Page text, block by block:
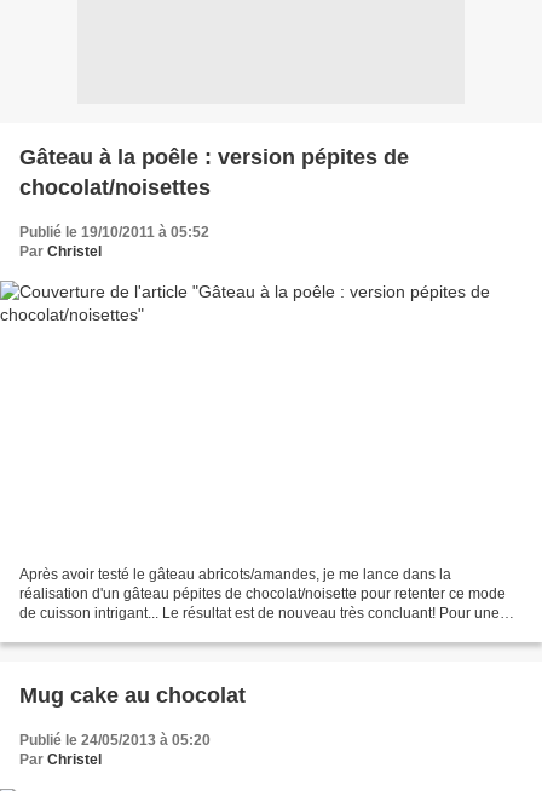
Gâteau à la poêle : version pépites de
chocolat/noisettes
Publié le 19/10/2011 à 05:52
Par Christel
Après avoir testé le gâteau abricots/amandes, je me lance dans la
réalisation d'un gâteau pépites de chocolat/noisette pour retenter ce mode
de cuisson intrigant... Le résultat est de nouveau très concluant! Pour une
Mug cake au chocolat
Publié le 24/05/2013 à 05:20
Par Christel